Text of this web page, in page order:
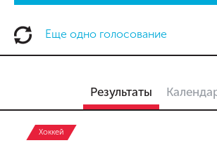
Еще одно голосование
Результаты
Хоккей